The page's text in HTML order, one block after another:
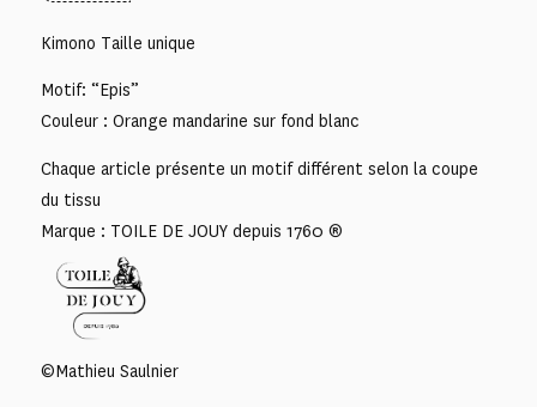
Kimono Taille unique
Motif: “Epis”
Couleur : Orange mandarine sur fond blanc
Chaque article présente un motif différent selon la coupe
du tissu
Marque : TOILE DE JOUY depuis 1760 ®
©Mathieu Saulnier